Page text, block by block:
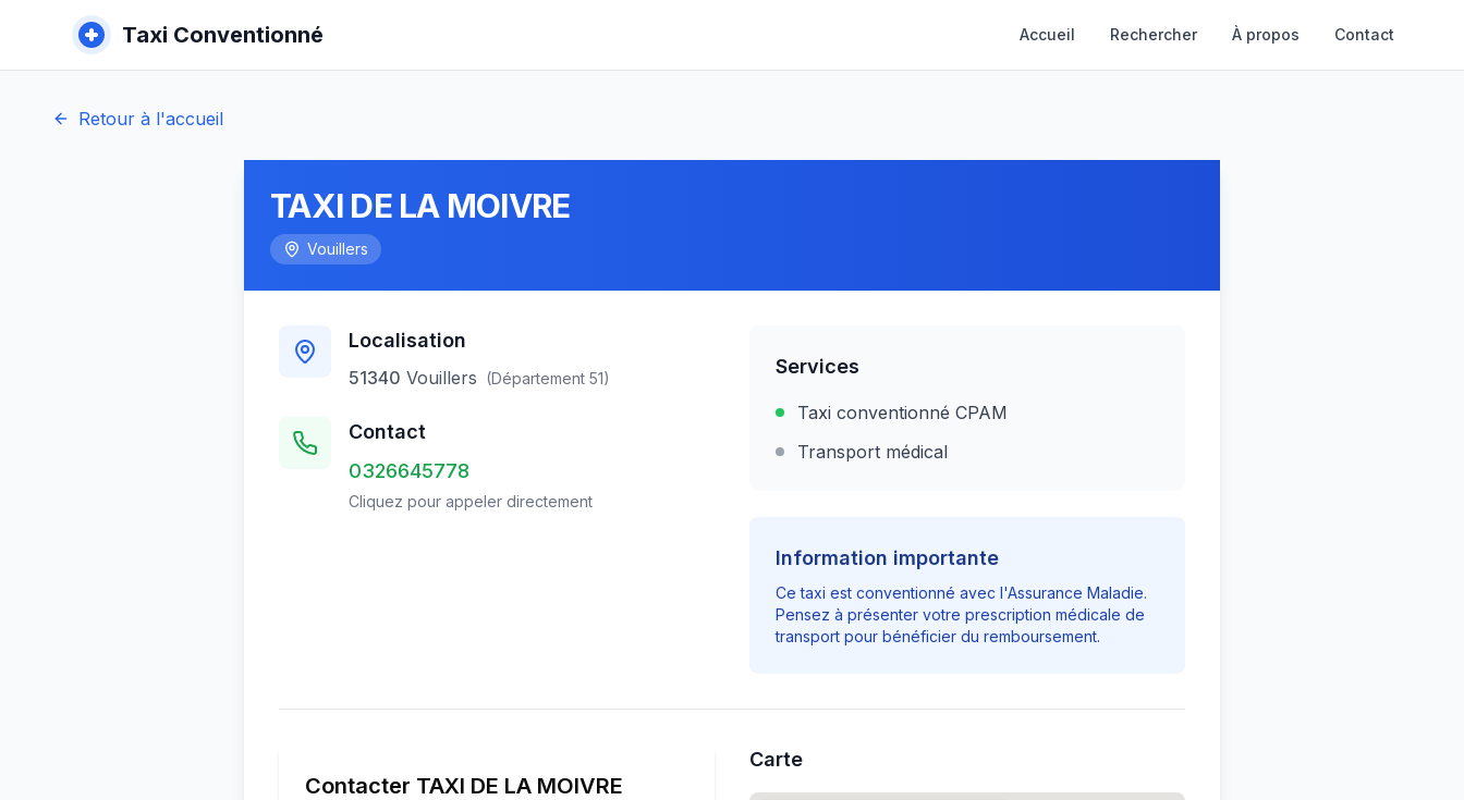
Taxi Conventionné Accueil Rechercher À propos Contact
Retour à l'accueil
TAXI DE LA MOIVRE
Vouillers
Localisation
51340 Vouillers (Département 51)
Contact
0326645778
Cliquez pour appeler directement
Services
Taxi conventionné CPAM
Transport médical
Information importante
Ce taxi est conventionné avec l'Assurance Maladie.
Pensez à présenter votre prescription médicale de
transport pour bénéficier du remboursement.
Contacter TAXI DE LA MOIVRE
Carte